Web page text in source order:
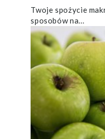
Twoje spożycie
sposobów na...